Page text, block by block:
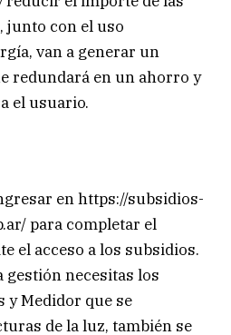
junto con el uso
van a generar un
redundará en un ahorro y
el usuario.
en https://subsidios-
para completar el
el acceso a los subsidios.
gestión necesitas los
y Medidor que se
de la luz, también se